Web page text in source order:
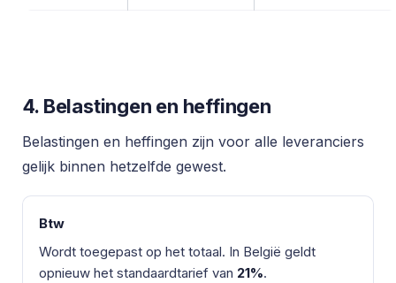
4. Belastingen en heffingen
Belastingen en heffingen zijn voor alle leveranciers
gelijk binnen hetzelfde gewest.
Btw
Wordt toegepast op het totaal. In België geldt
opnieuw het standaardtarief van 21%.